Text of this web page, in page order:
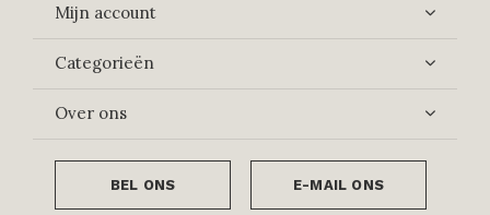
Mijn account
Categorieën
Over ons
BEL ONS E-MAIL ONS